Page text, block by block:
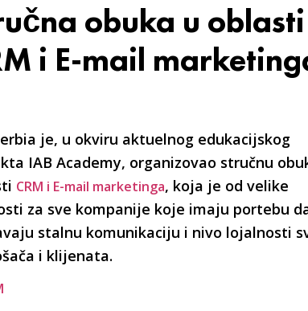
obuka u oblasti
i E-mail
je, u okviru aktuelnog edukacijskog
IAB Academy, organizovao stručnu
CRM i E-mail marketinga, koja je od velike
za sve kompanije koje imaju portebu
stalnu komunikaciju i nivo lojalnosti
i klijenata.